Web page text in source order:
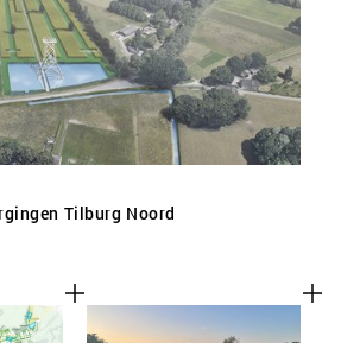
Tilburg Noord